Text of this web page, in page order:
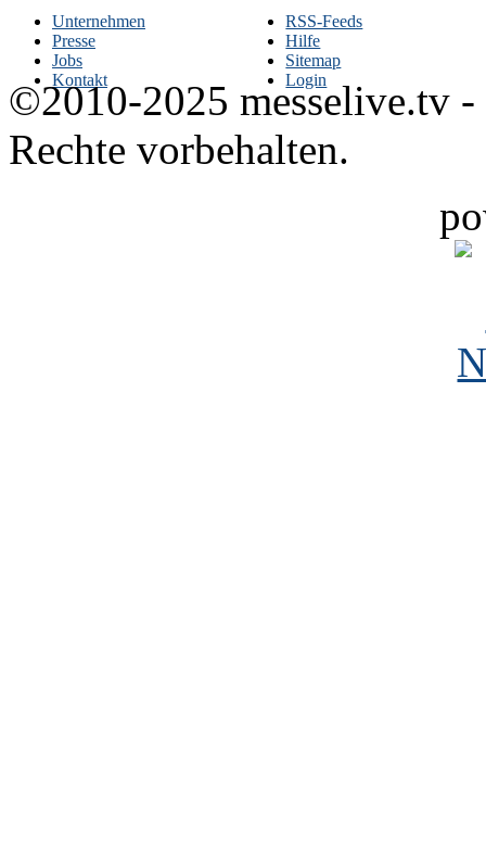
Unternehmen
Presse
Jobs
Kontakt
RSS-Feeds
Hilfe
Sitemap
Login
©2010-2025 messelive.tv -
Rechte vorbehalten.